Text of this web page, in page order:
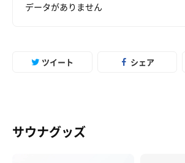
データがありません
ツイート シェア
サウナグッズ